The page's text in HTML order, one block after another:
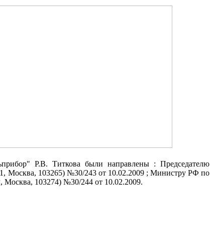
Р.В. Титкова были направлены : Председателю
Москва, 103265) №30/243 от 10.02.2009 ; Министру РФ по
103274) №30/244 от 10.02.2009.